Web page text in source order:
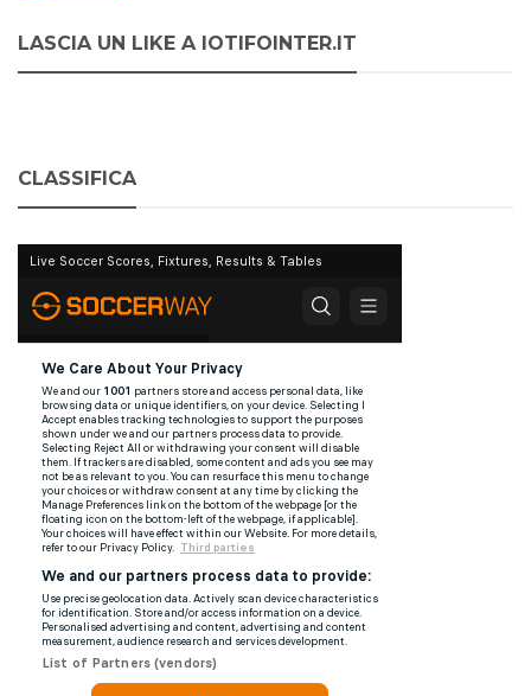
LASCIA UN LIKE A IOTIFOINTER.IT
CLASSIFICA